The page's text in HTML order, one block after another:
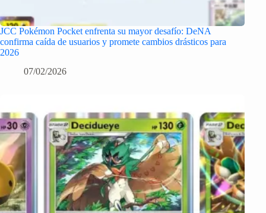
JCC Pokémon Pocket enfrenta su mayor desafío: DeNA
confirma caída de usuarios y promete cambios drásticos para
2026
07/02/2026